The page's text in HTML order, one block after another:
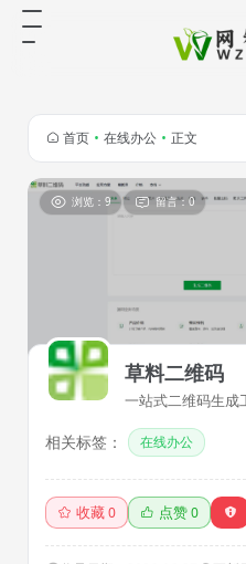
首页 • 在线办公 • 正文
浏览：9 留言：0
草料二维码
一站式二维码生成
相关标签： 在线办公
收藏0 点赞0